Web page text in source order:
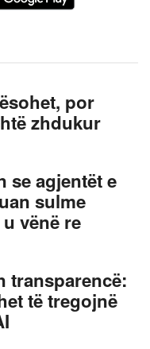
por
zhdukur
se agjentët e
sulme
vënë re
transparencë:
të tregojnë